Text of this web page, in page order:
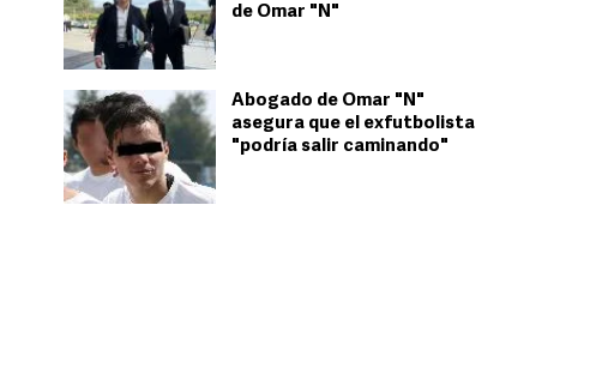
de Omar "N"
Abogado de Omar "N"
asegura que el exfutbolista
"podría salir caminando"